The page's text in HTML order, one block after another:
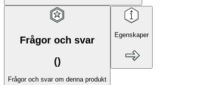
Frågor och svar
()
Frågor och svar om denna produkt
Egenskaper